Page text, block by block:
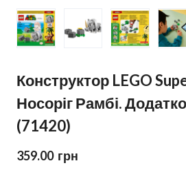
Конструктор LEGO
Носоріг Рамбі.
(71420)
359.00  грн